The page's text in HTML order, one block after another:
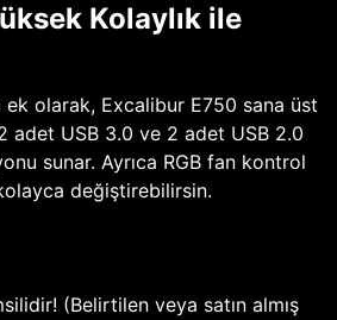
Kolaylık ile
olarak, Excalibur E750 sana üst
adet USB 3.0 ve 2 adet USB 2.0
sunar. Ayrıca RGB fan kontrol
değiştirebilirsin.
(Belirtilen veya satın almış